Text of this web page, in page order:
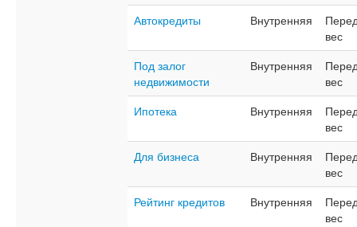
Автокредиты
Внутренняя
вес
Под залог
недвижимости
Внутренняя
вес
Ипотека
Внутренняя
вес
Для бизнеса
Внутренняя
вес
Рейтинг кредитов
Внутренняя
вес